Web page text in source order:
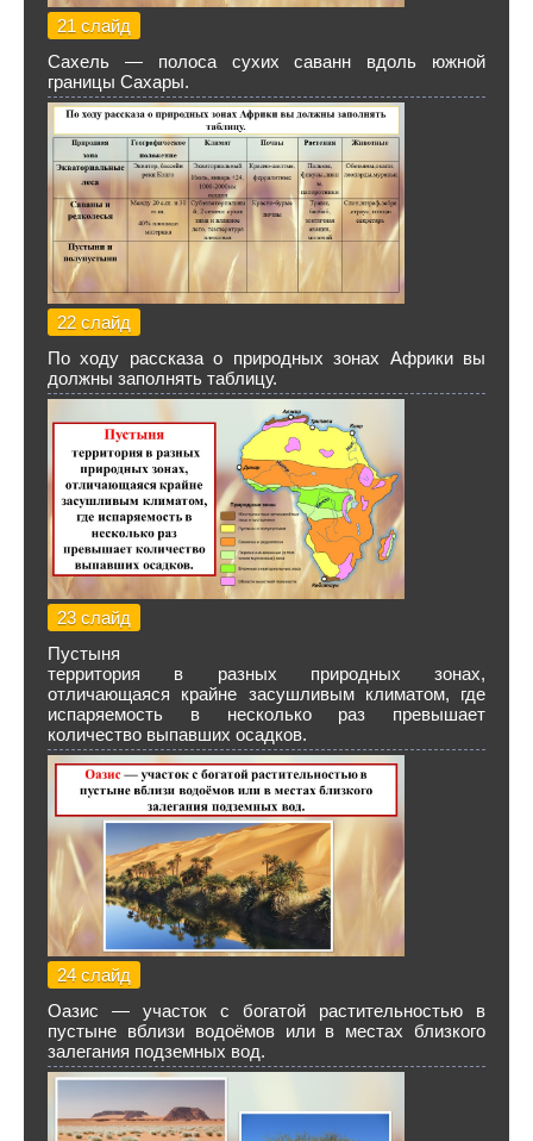
21 слайд
Сахель — полоса сухих саванн вдоль южной
границы Сахары.
22 слайд
По ходу рассказа о природных зонах Африки вы
должны заполнять таблицу.
23 слайд
Пустыня
территория в разных природных зонах,
отличающаяся крайне засушливым климатом, где
испаряемость в несколько раз превышает
количество выпавших осадков.
24 слайд
Оазис — участок с богатой растительностью в
пустыне вблизи водоёмов или в местах близкого
залегания подземных вод.